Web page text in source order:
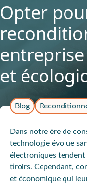
Opter
et
Blog
Dans notre ère de
technologie évolue
électroniques tendent
tiroirs. Cependant,
et économique qui